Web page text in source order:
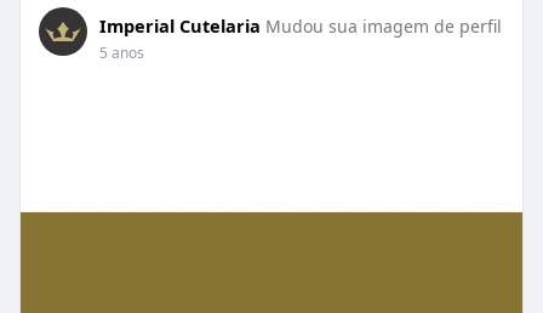
Imperial Cutelaria Mudou sua imagem de perfil
5 anos